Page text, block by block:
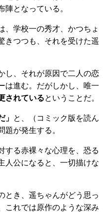
となっている。
、学校一の秀才、かつちょ
きつつも、それを受けた遥
し、それが原因で二人の恋
は進む。だがしかし、唯一
されているということだ。
」 と、（コミック版を読ん
が発生する。
する赤裸々な心理を、恐る
人公になると、一切描けな
とき、遥ちゃんがどう思っ
これでは原作のような深み